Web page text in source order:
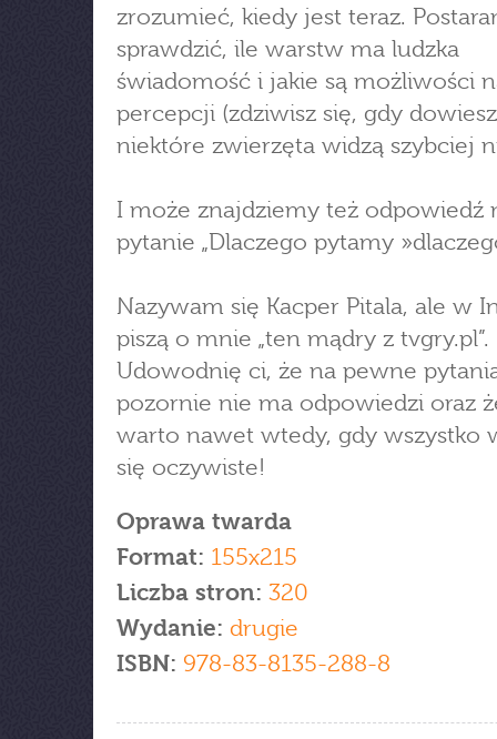
zrozumieć, kiedy jest teraz.
sprawdzić, ile warstw ma ludzka
świadomość i jakie są możliwości
percepcji (zdziwisz się, gdy
niektóre zwierzęta widzą szybciej
I może znajdziemy też odpowiedź
pytanie „Dlaczego pytamy
Nazywam się Kacper Pitala, ale w
piszą o mnie „ten mądry z tvgry.pl”.
Udowodnię ci, że na pewne
pozornie nie ma odpowiedzi oraz
warto nawet wtedy, gdy wszystko
się oczywiste!
Oprawa twarda
Format: 155x215
Liczba stron: 320
Wydanie: drugie
ISBN: 978-83-8135-288-8